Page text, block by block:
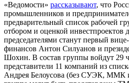
«Ведомости» рассказывают, что
промышленников и
предварительный список рабочей
отбором и оценкой инвестпроектов
председателями станут первый
финансов Антон Силуанов и
Шохин. В состав группы войдут 29
представители 11 компаний из
Андрея Белоусова (без СУЭК, ММК